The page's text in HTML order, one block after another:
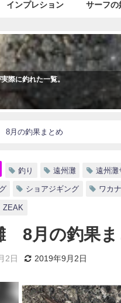
インプレション サーフの
際に釣れた一覧。
8月の釣果まとめ
釣り 遠州灘 遠州灘
ショアジギング ワカ
ZEAK
8月の釣果ま
2日 2019年9月2日